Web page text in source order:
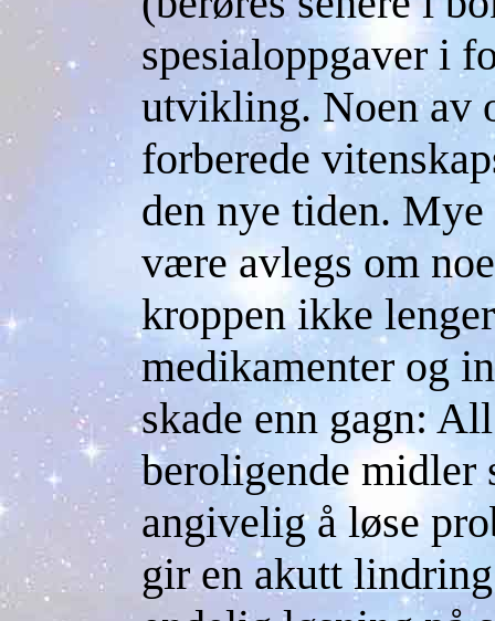
spesialoppgaver i
utvikling. Noen av
forberede
den nye tiden.
være avlegs om
kroppen ikke
medikamenter og
skade enn gagn:
beroligende midler
angivelig å løse
gir en akutt